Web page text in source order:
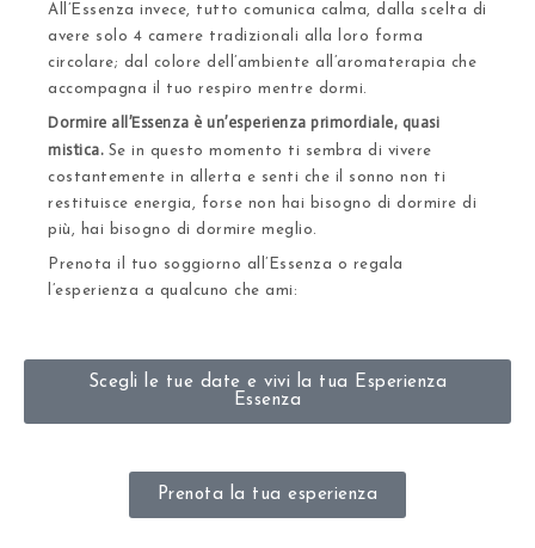
All’Essenza invece, tutto comunica calma, dalla scelta di
avere solo 4 camere tradizionali alla loro forma
circolare; dal colore dell’ambiente all’aromaterapia che
accompagna il tuo respiro mentre dormi.
Dormire all’Essenza è un’esperienza primordiale, quasi
mistica. Se in questo momento ti sembra di vivere
costantemente in allerta e senti che il sonno non ti
restituisce energia, forse non hai bisogno di dormire di
più, hai bisogno di dormire meglio.
Prenota il tuo soggiorno all’Essenza o regala
l’esperienza a qualcuno che ami:
Scegli le tue date e vivi la tua Esperienza
Essenza
Prenota la tua esperienza